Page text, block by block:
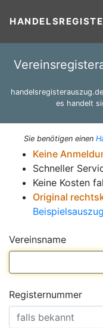
es handelt
Sie benötigen einen
Keine
Schneller
Keine Kosten
Original
Vereinsname
Registernummer